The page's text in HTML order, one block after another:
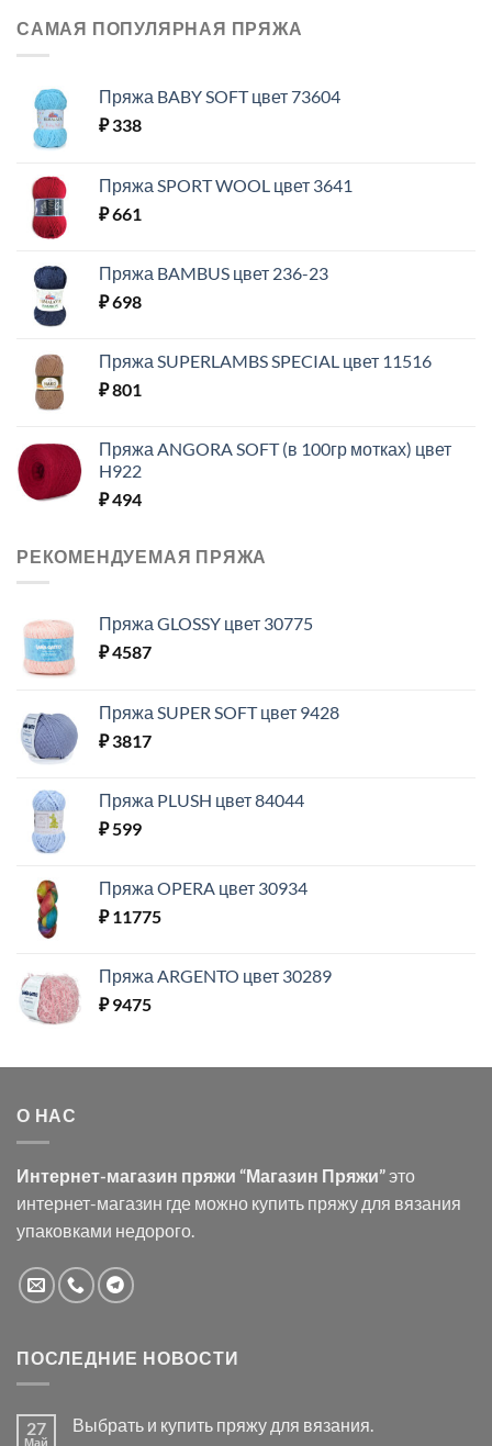
САМАЯ ПОПУЛЯРНАЯ ПРЯЖА
Пряжа BABY SOFT цвет 73604
₽338
Пряжа SPORT WOOL цвет 3641
₽661
Пряжа BAMBUS цвет 236-23
₽698
Пряжа SUPERLAMBS SPECIAL цвет 11516
₽801
Пряжа ANGORA SOFT (в 100гр мотках) цвет
H922
₽494
РЕКОМЕНДУЕМАЯ ПРЯЖА
Пряжа GLOSSY цвет 30775
₽4587
Пряжа SUPER SOFT цвет 9428
₽3817
Пряжа PLUSH цвет 84044
₽599
Пряжа OPERA цвет 30934
₽11775
Пряжа ARGENTO цвет 30289
₽9475
О НАС
Интернет-магазин пряжи “Магазин Пряжи”это
интернет-магазин где можно купить пряжу для вязания
упаковками недорого.
ПОСЛЕДНИЕ НОВОСТИ
27
Май
Выбрать и купить пряжу для вязания.